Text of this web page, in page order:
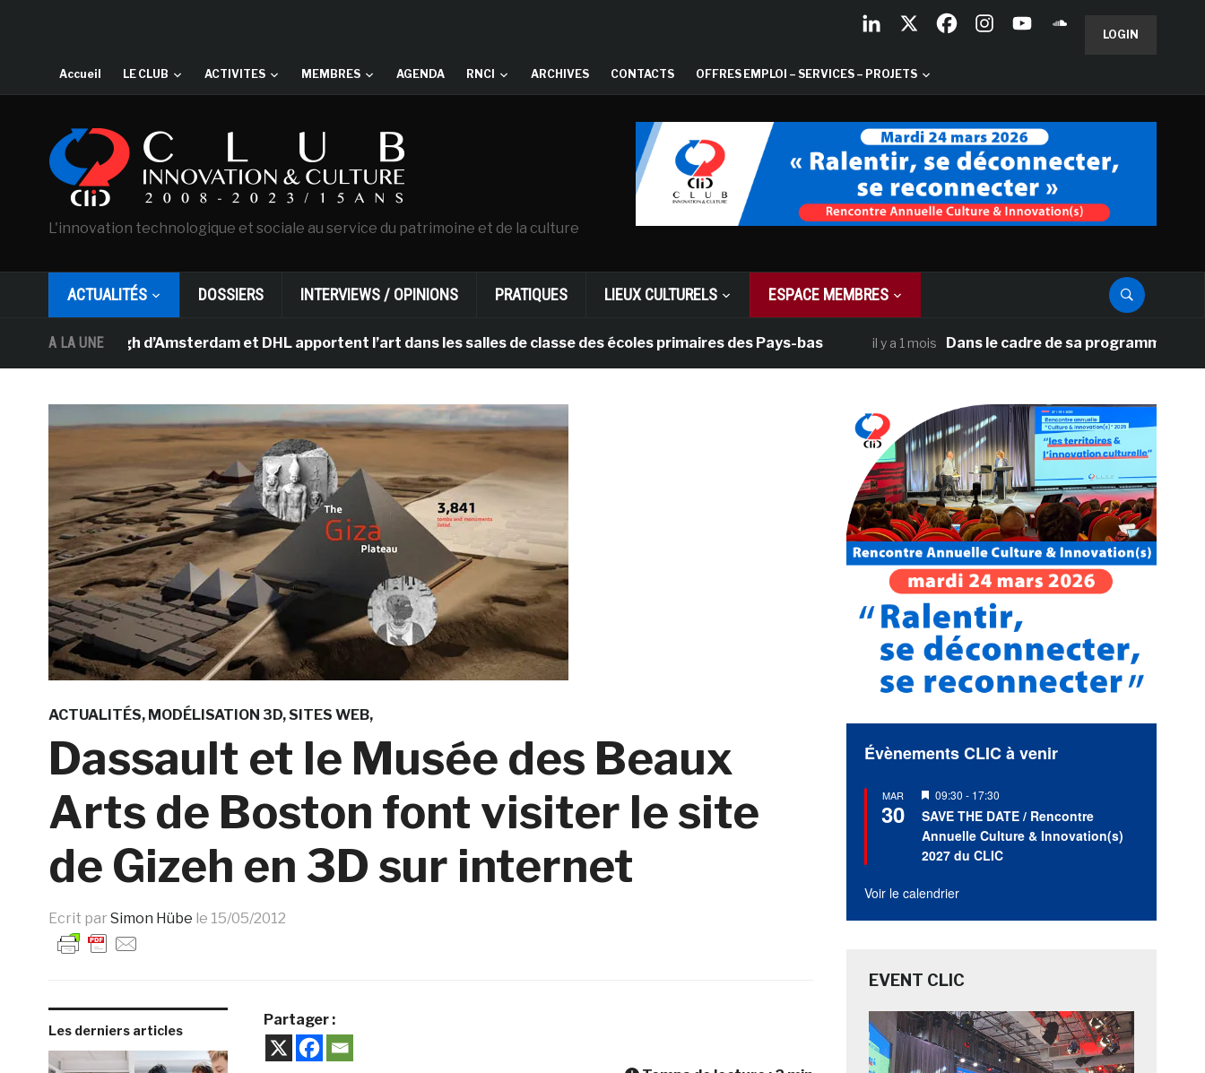
LOGIN
Accueil LE CLUB ACTIVITES MEMBRES AGENDA RNCI ARCHIVES CONTACTS OFFRES EMPLOI – SERVICES – PROJETS
L'innovation technologique et sociale au service du patrimoine et de la culture
ACTUALITÉS DOSSIERS INTERVIEWS / OPINIONS PRATIQUES LIEUX CULTURELS ESPACE MEMBRES
A LA UNE
Van Gogh d’Amsterdam et DHL apportent l’art dans les salles de classe des écoles primaires des Pays-bas il y a 1 mois Dans le cadre de sa programmation
ACTUALITÉS MODÉLISATION 3D SITES WEB
Dassault et le Musée des Beaux
Arts de Boston font visiter le site
de Gizeh en 3D sur internet
Ecrit par Simon Hübe le 15/05/2012
Les derniers articles
Partager :
Évènements CLIC à venir
MAR
30
Mis
en
avant
09:30 - 17:30
SAVE THE DATE / Rencontre
Annuelle Culture & Innovation(s)
2027 du CLIC
Voir le calendrier
EVENT CLIC